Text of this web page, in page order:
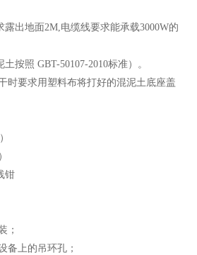
露出地面2M,电缆线要求能承载3000W的
按照 GBT-50107-2010标准）。
时要求用塑料布将打好的混泥土底座盖
钳
；
备上的吊环孔；